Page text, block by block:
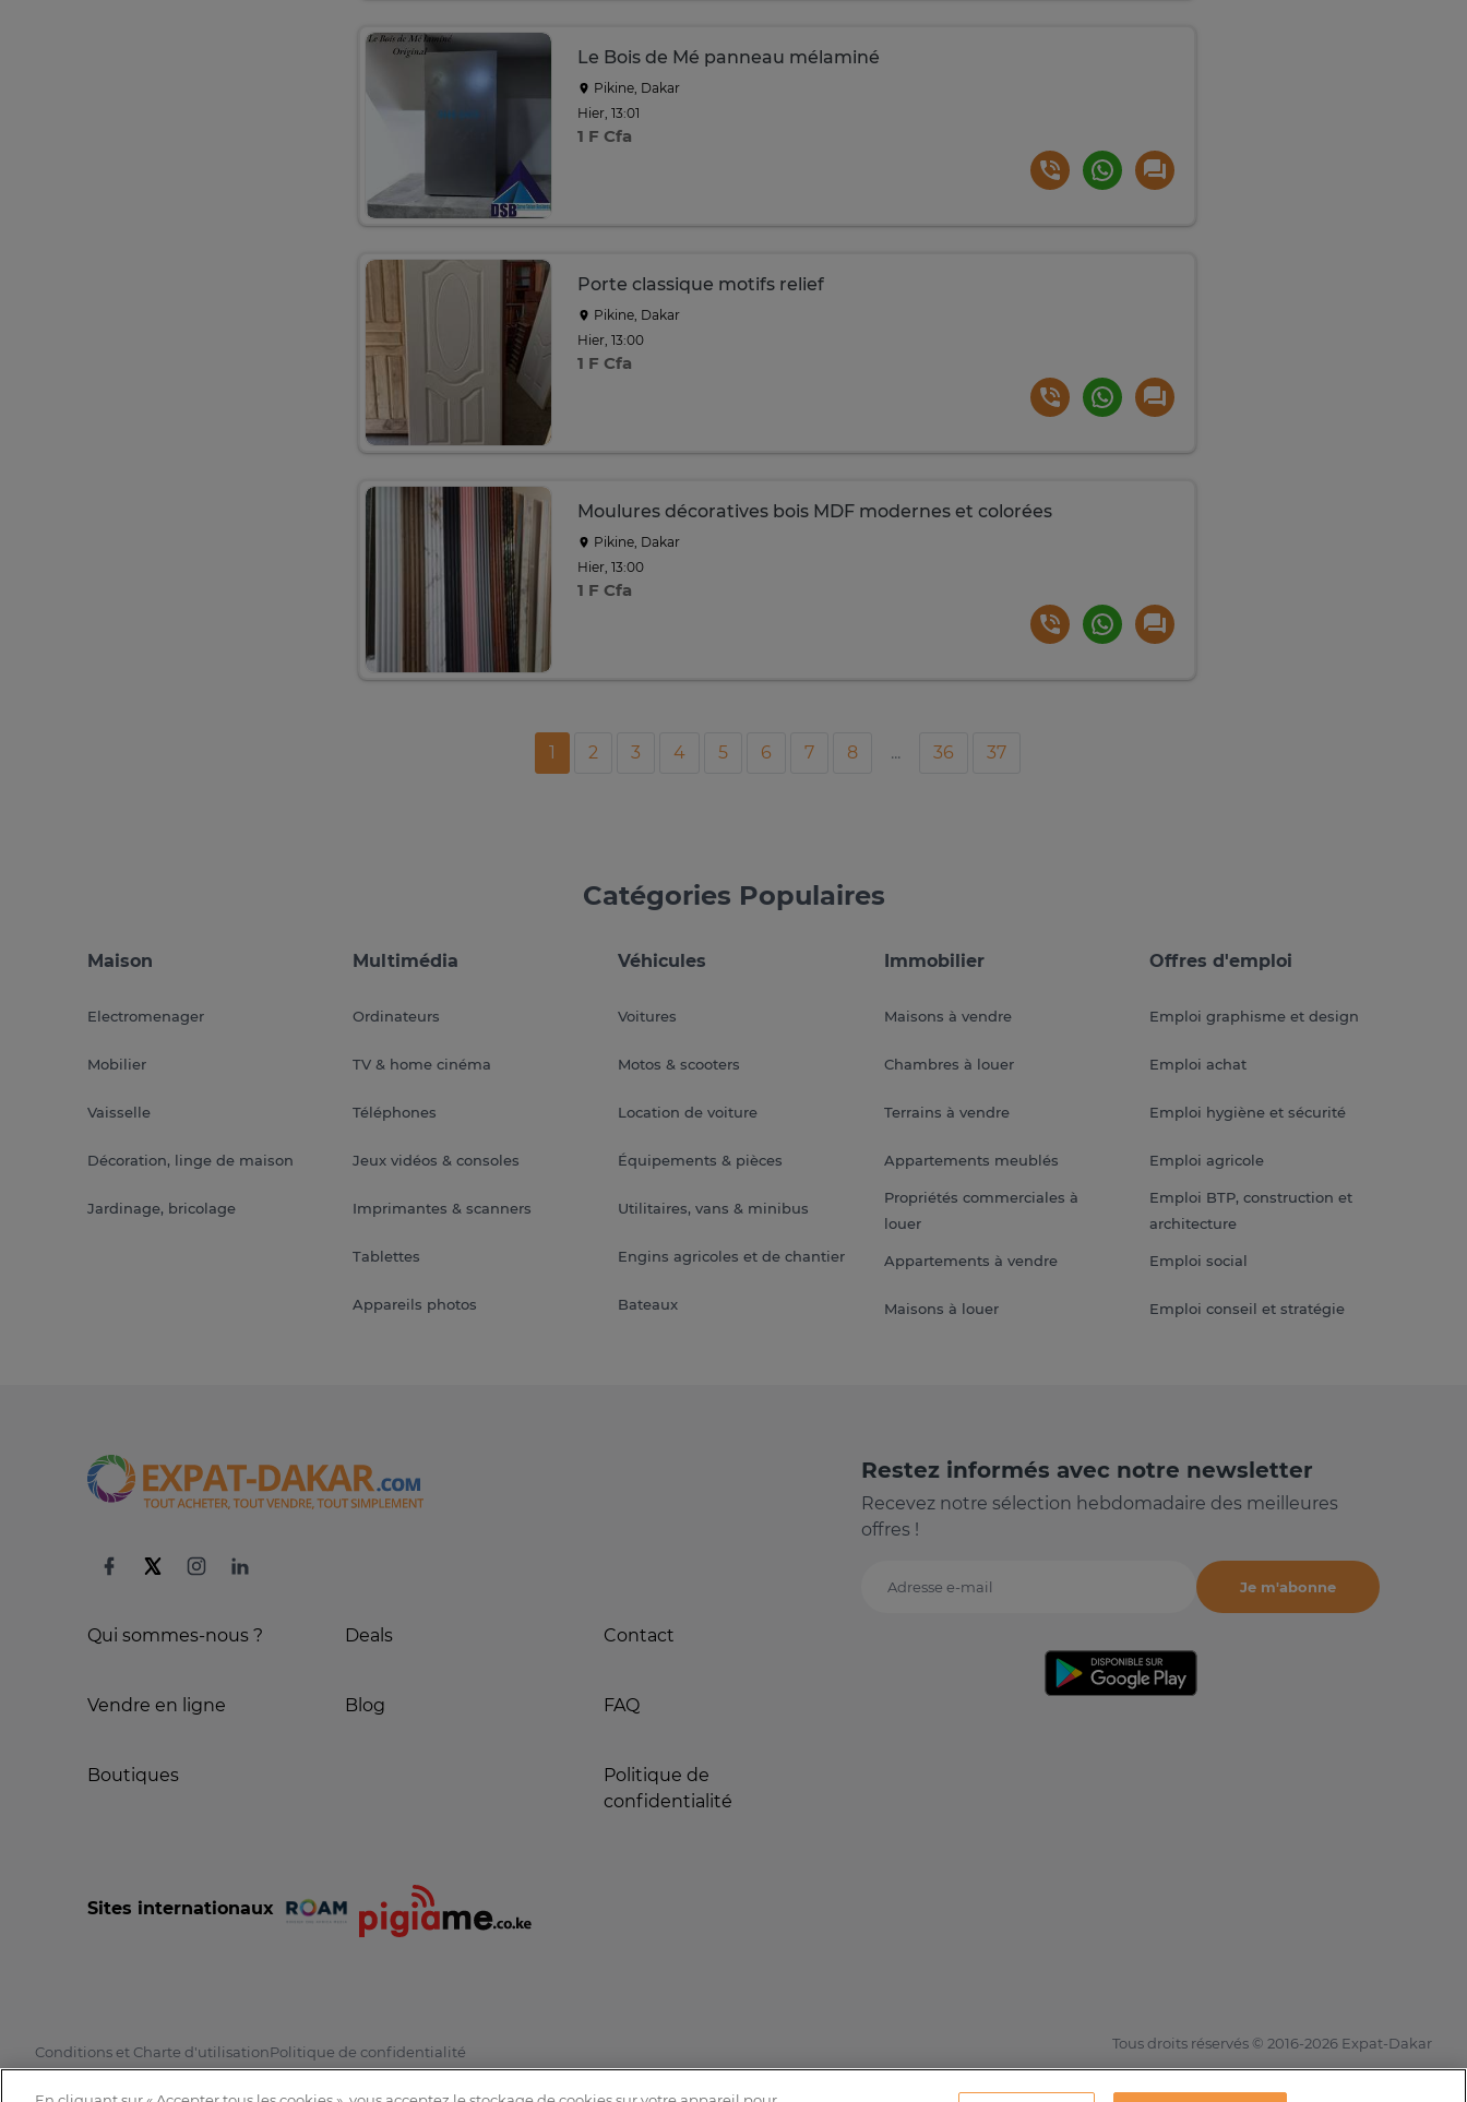
Le Bois de Mé panneau mélaminé
Pikine, Dakar
Hier, 13:01
1 F Cfa
Porte classique motifs relief
Pikine, Dakar
Hier, 13:00
1 F Cfa
Moulures décoratives bois MDF modernes et colorées
Pikine, Dakar
Hier, 13:00
1 F Cfa
1 2 3 4 5 6 7 8 ... 36 37
Catégories Populaires
Maison
Electromenager
Mobilier
Vaisselle
Décoration, linge de maison
Jardinage, bricolage
Multimédia
Ordinateurs
TV & home cinéma
Téléphones
Jeux vidéos & consoles
Imprimantes & scanners
Tablettes
Appareils photos
Véhicules
Voitures
Motos & scooters
Location de voiture
Équipements & pièces
Utilitaires, vans & minibus
Engins agricoles et de chantier
Bateaux
Immobilier
Maisons à vendre
Chambres à louer
Terrains à vendre
Appartements meublés
Propriétés commerciales à
louer
Appartements à vendre
Maisons à louer
Offres d'emploi
Emploi graphisme et design
Emploi achat
Emploi hygiène et sécurité
Emploi agricole
Emploi BTP, construction et
architecture
Emploi social
Emploi conseil et stratégie
Qui sommes-nous ?
Vendre en ligne
Boutiques
Deals
Blog
Contact
FAQ
Politique de
confidentialité
Restez informés avec notre newsletter
Recevez notre sélection hebdomadaire des meilleures
offres !
Adresse e-mail
Je m'abonne
Sites internationaux
Conditions et Charte d'utilisationPolitique de confidentialité Tous droits réservés © 2016-2026 Expat-Dakar